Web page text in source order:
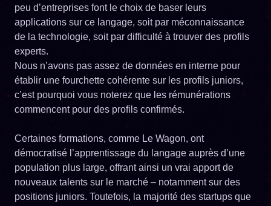
peu d’entreprises font le choix de baser leurs
applications sur ce langage, soit par méconnaissance
de la technologie, soit par difficulté à trouver des profils
experts.
Nous n’avons pas assez de données en interne pour
établir une fourchette cohérente sur les profils juniors,
c’est pourquoi vous noterez que les rémunérations
commencent pour des profils confirmés.
Certaines formations, comme Le Wagon, ont
démocratisé l’apprentissage du langage auprès d’une
population plus large, offrant ainsi un vrai apport de
nouveaux talents sur le marché – notamment sur des
positions juniors. Toutefois, la majorité des startups que